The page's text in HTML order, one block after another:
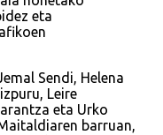
eta
Sendi, Helena
Leire
eta Urko
barruan,